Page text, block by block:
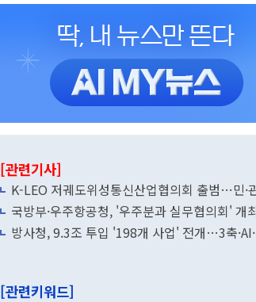
[관련기사]
K-LEO 저궤도위성통신산업협의회 출범…민·
국방부·우주항공청, '우주분과 실무협의회' 개
방사청, 9.3조 투입 '198개 사업' 전개…3축
[관련키워드]